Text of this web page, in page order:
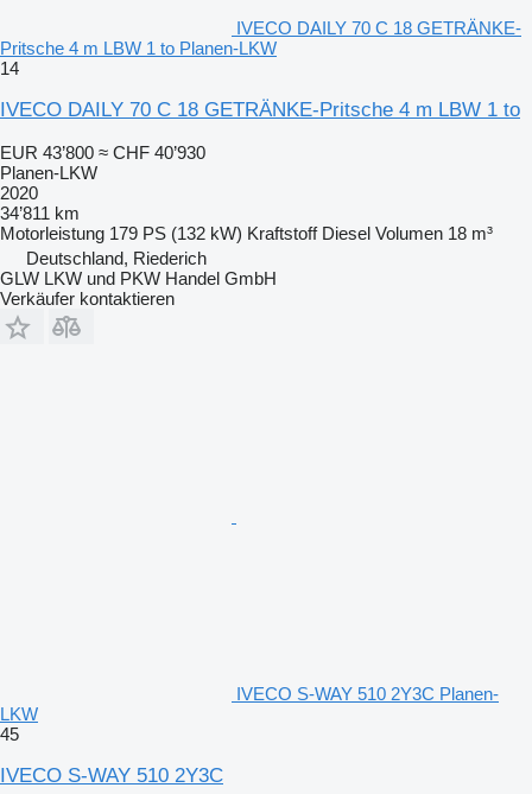
IVECO DAILY 70 C 18 GETRÄNKE-
Pritsche 4 m LBW 1 to Planen-LKW
14
IVECO DAILY 70 C 18 GETRÄNKE-Pritsche 4 m LBW 1 to
EUR 43’800 ≈ CHF 40’930
Planen-LKW
2020
34’811 km
Motorleistung 179 PS (132 kW) Kraftstoff Diesel Volumen 18 m³
Deutschland, Riederich
GLW LKW und PKW Handel GmbH
Verkäufer kontaktieren
IVECO S-WAY 510 2Y3C Planen-
LKW
45
IVECO S-WAY 510 2Y3C